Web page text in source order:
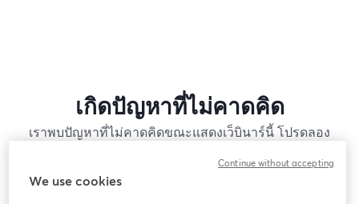
เกิดปัญหาที่ไม่คาดคิด
เราพบปัญหาที่ไม่คาดคิดขณะแสดงเว็บินาร์นี้ โปรดลอง
We use cookies
Continue without accepting